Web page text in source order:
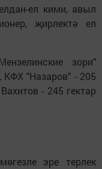
ел кими, авыл
җирлектә ел
зори"
"Назаров" - 205
- 245 гектар
эре терлек